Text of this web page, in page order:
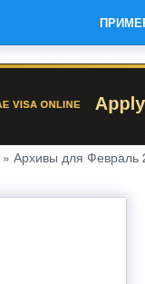
» Архивы для Февраль